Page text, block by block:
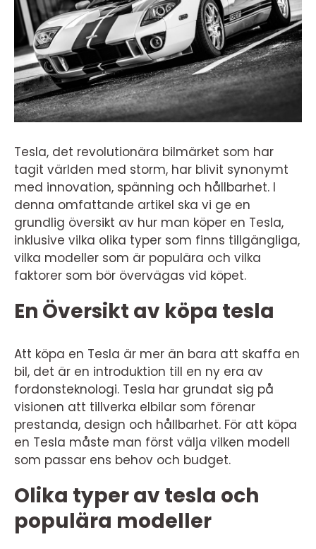
Tesla, det revolutionära bilmärket som har
tagit världen med storm, har blivit synonymt
med innovation, spänning och hållbarhet. I
denna omfattande artikel ska vi ge en
grundlig översikt av hur man köper en Tesla,
inklusive vilka olika typer som finns tillgängliga,
vilka modeller som är populära och vilka
faktorer som bör övervägas vid köpet.
En Översikt av köpa tesla
Att köpa en Tesla är mer än bara att skaffa en
bil, det är en introduktion till en ny era av
fordonsteknologi. Tesla har grundat sig på
visionen att tillverka elbilar som förenar
prestanda, design och hållbarhet. För att köpa
en Tesla måste man först välja vilken modell
som passar ens behov och budget.
Olika typer av tesla och
populära modeller